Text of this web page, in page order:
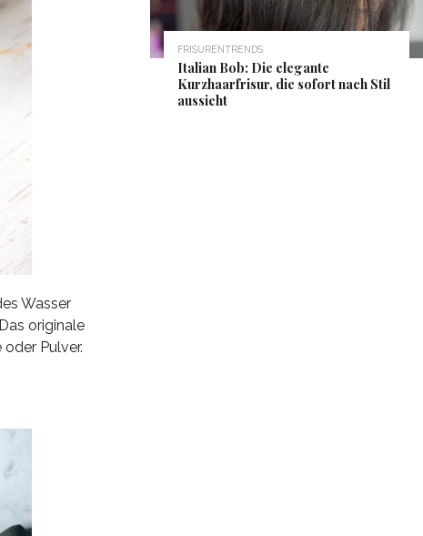
Wasser
originale
Pulver.
FRISURENTRENDS
Italian Bob: Die elegante
Kurzhaarfrisur, die sofort nach Stil
aussieht